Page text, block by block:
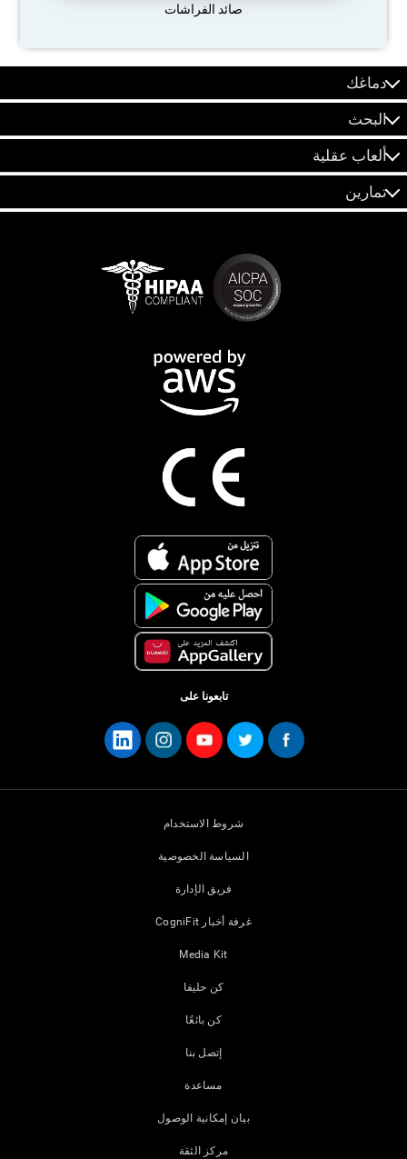
صائد الفراشات
دماغك
البحث
ألعاب عقلية
تمارين
تابعونا على
شروط الاستخدام
السياسة الخصوصية
فريق الإدارة
غرفة أخبار CogniFit
Media Kit
كن حليفا
كن بائعًا
إتصل بنا
مساعدة
بيان إمكانية الوصول
مركز الثقة